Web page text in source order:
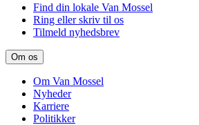
Find din lokale Van Mossel
Ring eller skriv til os
Tilmeld nyhedsbrev
Om os
Om Van Mossel
Nyheder
Karriere
Politikker